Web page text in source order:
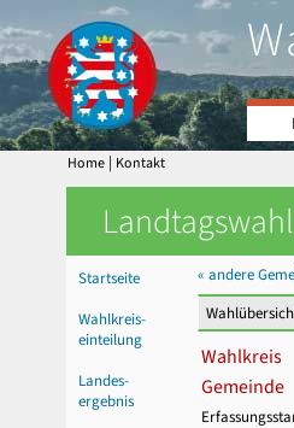
Home | Kontakt
Startseite
Wahlkreis-
einteilung
Landes-
ergebnis
« andere
Wahlkreis
Gemeinde